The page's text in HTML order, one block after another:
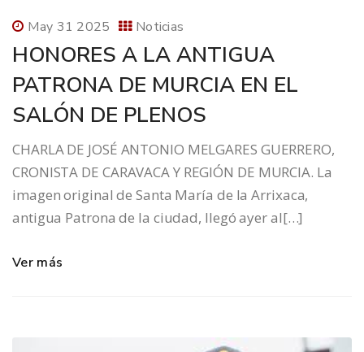
May 31 2025 Noticias
HONORES A LA ANTIGUA
PATRONA DE MURCIA EN EL
SALÓN DE PLENOS
CHARLA DE JOSÉ ANTONIO MELGARES GUERRERO,
CRONISTA DE CARAVACA Y REGIÓN DE MURCIA. La
imagen original de Santa María de la Arrixaca,
antigua Patrona de la ciudad, llegó ayer al[…]
Ver más